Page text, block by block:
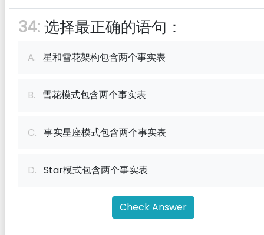
34:选择最正确的语句：
A. 星和雪花架构包含两个事实表
B. 雪花模式包含两个事实表
C. 事实星座模式包含两个事实表
D. Star模式包含两个事实表
Check Answer